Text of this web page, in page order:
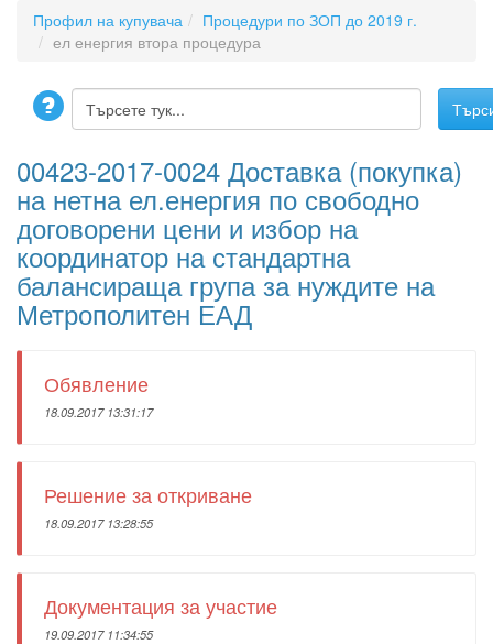
Профил на купувача
Процедури по ЗОП до 2019 г.
ел енергия втора процедура
00423-2017-0024 Доставка (покупка)
на нетна ел.енергия по свободно
договорени цени и избор на
координатор на стандартна
балансираща група за нуждите на
Метрополитен ЕАД
Обявление
18.09.2017 13:31:17
Решение за откриване
18.09.2017 13:28:55
Документация за участие
19.09.2017 11:34:55